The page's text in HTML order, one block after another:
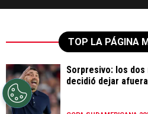
TOP LA PÁGINA
Sorpresivo: los
decidió dejar